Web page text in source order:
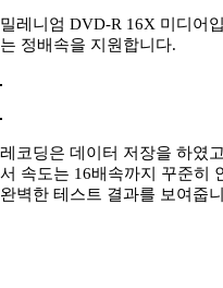
밀레니엄 DVD-R 16X 미디어
는 정배속을 지원합니다.
레코딩은 데이터 저장을 하였
서 속도는 16배속까지 꾸준히
완벽한 테스트 결과를 보여줍